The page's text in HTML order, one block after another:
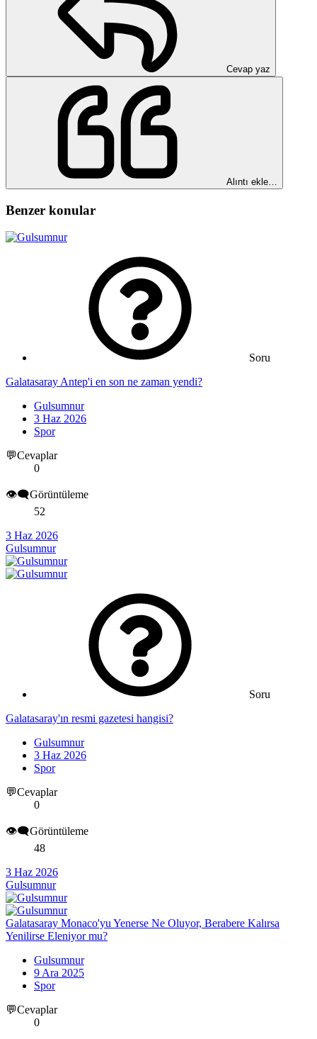
Cevap yaz
Alıntı ekle…
Benzer konular
Soru
Galatasaray Antep'i en son ne zaman yendi?
Gulsumnur
3 Haz 2026
Spor
💬Cevaplar
0
👁️‍🗨️Görüntüleme
52
3 Haz 2026
Gulsumnur
Soru
Galatasaray'ın resmi gazetesi hangisi?
Gulsumnur
3 Haz 2026
Spor
💬Cevaplar
0
👁️‍🗨️Görüntüleme
48
3 Haz 2026
Gulsumnur
Galatasaray Monaco'yu Yenerse Ne Oluyor, Berabere Kalırsa
Yenilirse Eleniyor mu?
Gulsumnur
9 Ara 2025
Spor
💬Cevaplar
0